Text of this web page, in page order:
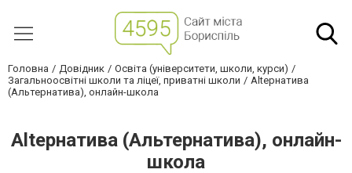
Головна Довідник
Освіта (університети, школи, курси)
Загальноосвітні школи та ліцеї, приватні школи
Altернатива
(Альтернатива), онлайн-школа
Altернатива (Альтернатива), онлайн-
школа